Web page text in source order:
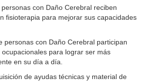
con Daño Cerebral reciben
fisioterapia para mejorar sus capacidades
personas con Daño Cerebral participan
ocupacionales para lograr ser más
en su día a día.
de ayudas técnicas y material de